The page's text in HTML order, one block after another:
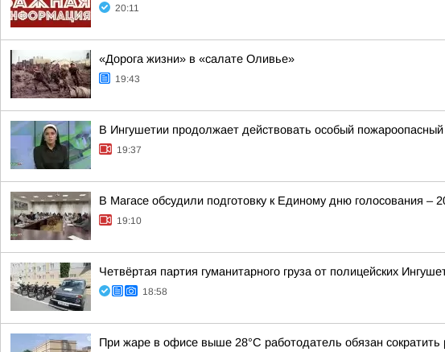
20:11
«Дорога жизни» в «салате Оливье»
19:43
В Ингушетии продолжает действовать особый
19:37
В Магасе обсудили подготовку к Единому дню голосования –
19:10
Четвёртая партия гуманитарного груза от полицейских
18:58
При жаре в офисе выше 28°C работодатель обязан сократить